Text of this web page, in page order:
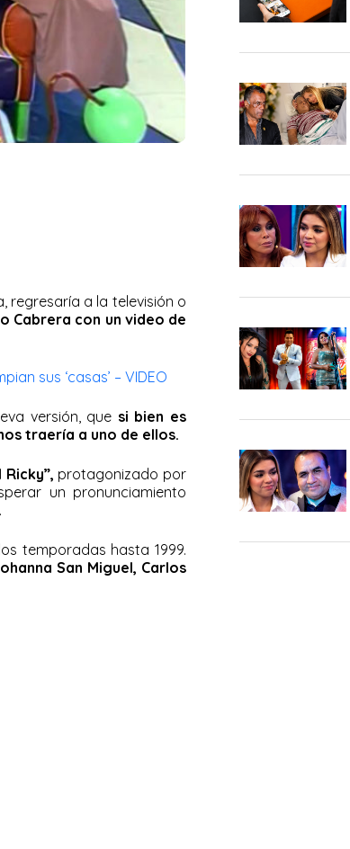
regresaría a la televisión o
Cabrera con un video de
sus ‘casas’ – VIDEO
versión, que si bien es
traería a uno de ellos.
protagonizado por
un pronunciamiento
temporadas hasta 1999.
San Miguel, Carlos